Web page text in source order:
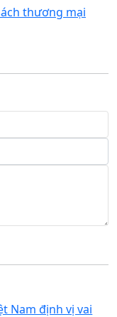
thương mại
Nam định vị vai